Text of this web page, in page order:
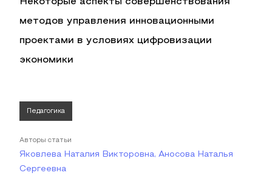
Некоторые аспекты совершенствования
методов управления инновационными
проектами в условиях цифровизации
экономики
Педагогика
Авторы статьи
Яковлева Наталия Викторовна, Аносова Наталья
Сергеевна